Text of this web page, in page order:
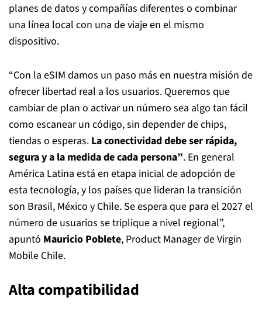
planes de datos y compañías diferentes o combinar
una línea local con una de viaje en el mismo
dispositivo.
“Con la eSIM damos un paso más en nuestra misión de
ofrecer libertad real a los usuarios. Queremos que
cambiar de plan o activar un número sea algo tan fácil
como escanear un código, sin depender de chips,
tiendas o esperas. La conectividad debe ser rápida,
segura y a la medida de cada persona”. En general
América Latina está en etapa inicial de adopción de
esta tecnología, y los países que lideran la transición
son Brasil, México y Chile. Se espera que para el 2027 el
número de usuarios se triplique a nivel regional”,
apuntó Mauricio Poblete, Product Manager de Virgin
Mobile Chile.
Alta compatibilidad